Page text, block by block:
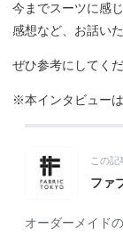
今までスーツに感
感想など、お話い
ぜひ参考にしてくだ
※本インタビュー
この記
ファ
オーダーメイド